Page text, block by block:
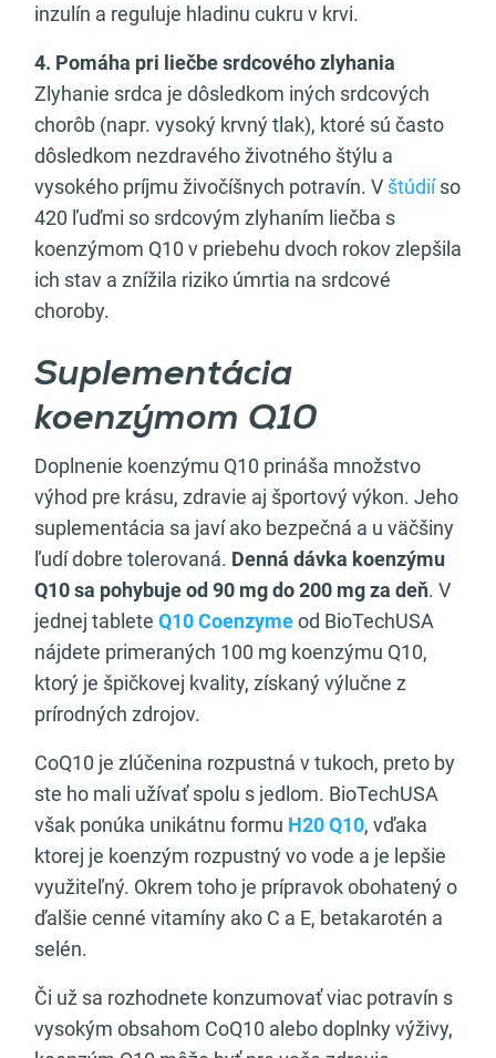
inzulín a reguluje hladinu cukru v krvi.
4. Pomáha pri liečbe srdcového zlyhania
Zlyhanie srdca je dôsledkom iných srdcových
chorôb (napr. vysoký krvný tlak), ktoré sú často
dôsledkom nezdravého životného štýlu a
vysokého príjmu živočíšnych potravín. V štúdiíso
420 ľuďmi so srdcovým zlyhaním liečba s
koenzýmom Q10 v priebehu dvoch rokov zlepšila
ich stav a znížila riziko úmrtia na srdcové
choroby.
Suplementácia
koenzýmom Q10
Doplnenie koenzýmu Q10 prináša množstvo
výhod pre krásu, zdravie aj športový výkon. Jeho
suplementácia sa javí ako bezpečná a u väčšiny
ľudí dobre tolerovaná. Denná dávka koenzýmu
Q10 sa pohybuje od 90 mg do 200 mg za deň. V
jednej tablete Q10 Coenzymeod BioTechUSA
nájdete primeraných 100 mg koenzýmu Q10,
ktorý je špičkovej kvality, získaný výlučne z
prírodných zdrojov.
CoQ10 je zlúčenina rozpustná v tukoch, preto by
ste ho mali užívať spolu s jedlom. BioTechUSA
však ponúka unikátnu formu H20 Q10, vďaka
ktorej je koenzým rozpustný vo vode a je lepšie
využiteľný. Okrem toho je prípravok obohatený o
ďalšie cenné vitamíny ako C a E, betakarotén a
selén.
Či už sa rozhodnete konzumovať viac potravín s
vysokým obsahom CoQ10 alebo doplnky výživy,